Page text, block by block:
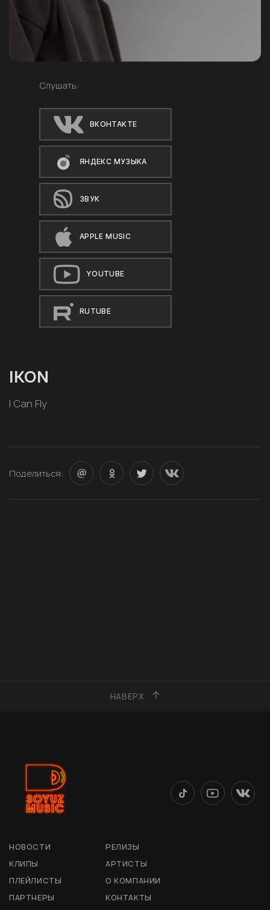
Слушать:
ВКОНТАКТЕ
ЯНДЕКС МУЗЫКА
ЗВУК
APPLE MUSIC
YOUTUBE
RUTUBE
IKON
I Can Fly
Поделиться:
НАВЕРХ
НОВОСТИ
РЕЛИЗЫ
КЛИПЫ
АРТИСТЫ
ПЛЕЙЛИСТЫ
О КОМПАНИИ
ПАРТНЕРЫ
КОНТАКТЫ